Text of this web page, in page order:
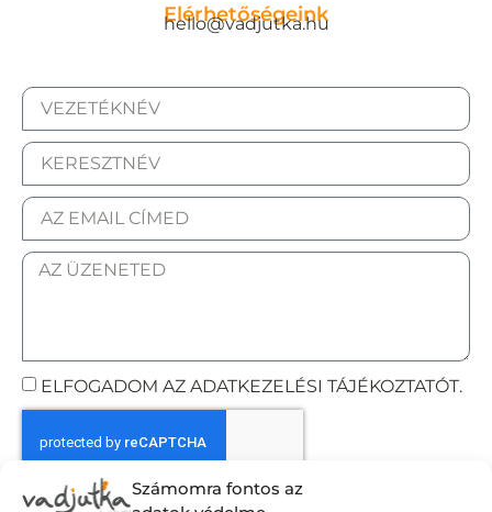
Számomra fontos az
Elérhetőségeink
hello@vadjutka.hu
ELFOGADOM AZ ADATKEZELÉSI TÁJÉKOZTATÓT.